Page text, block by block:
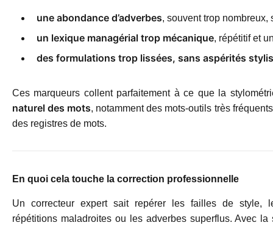
une abondance d’adverbes, souvent trop nombreux,
un lexique managérial trop mécanique, répétitif et
des formulations trop lissées, sans aspérités
Ces marqueurs collent parfaitement à ce que la
naturel des mots, notamment des mots-outils très
des registres de mots.
En quoi cela touche la correction professionnelle
Un correcteur expert sait repérer les failles de style,
répétitions maladroites ou les adverbes superflus. Avec